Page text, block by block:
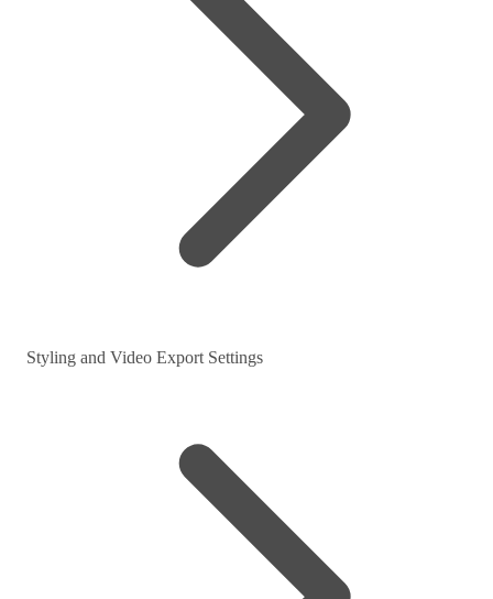
Styling and Video Export Settings